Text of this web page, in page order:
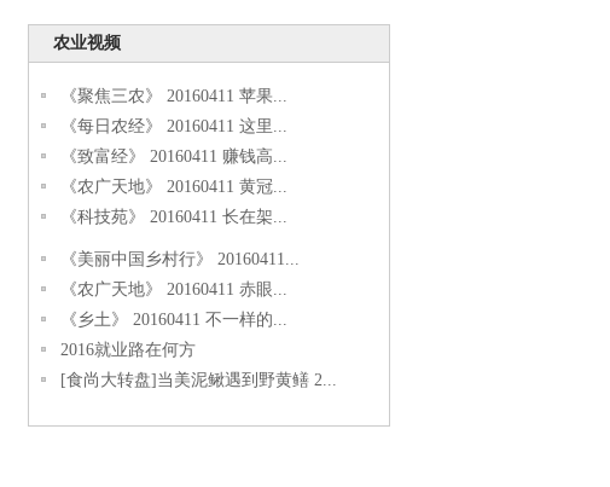
农业视频
《聚焦三农》 20160411 苹果...
《每日农经》 20160411 这里...
《致富经》 20160411 赚钱高...
《农广天地》 20160411 黄冠...
《科技苑》 20160411 长在架...
《美丽中国乡村行》 20160411...
《农广天地》 20160411 赤眼...
《乡土》 20160411 不一样的...
2016就业路在何方
[食尚大转盘]当美泥鳅遇到野黄鳝 2...